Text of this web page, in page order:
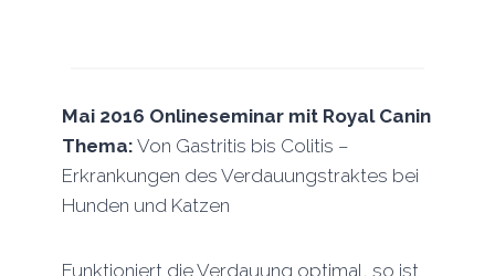
Mai 2016 Onlineseminar mit Royal Canin
Thema: Von Gastritis bis Colitis –
Erkrankungen des Verdauungstraktes bei
Hunden und Katzen
Funktioniert die Verdauung optimal, so ist